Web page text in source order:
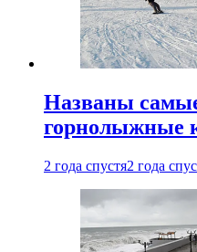
Названы
горнолыжные
2 года спустя2 года